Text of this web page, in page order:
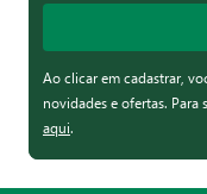
Ao clicar em cadastrar,
novidades e ofertas. Para
aqui.